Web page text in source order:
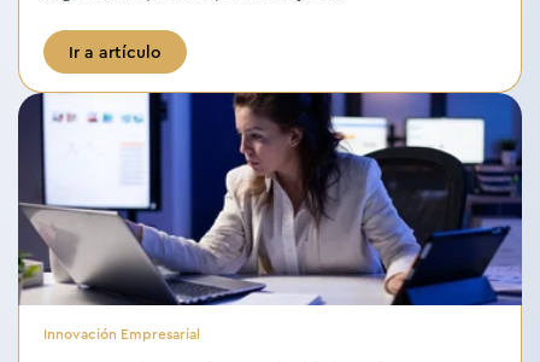
Ir a artículo
Innovación Empresarial